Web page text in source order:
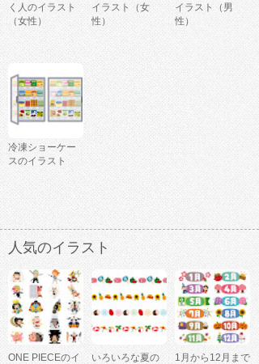
く人のイラスト
（女性）
イラスト（女
性）
イラスト（男
性）
冷凍ショーケー
スのイラスト
人気のイラスト
ONE PIECEのイ
いろいろな夏の
1月から12月まで